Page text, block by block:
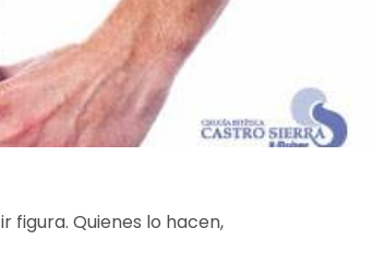
figura. Quienes lo hacen,